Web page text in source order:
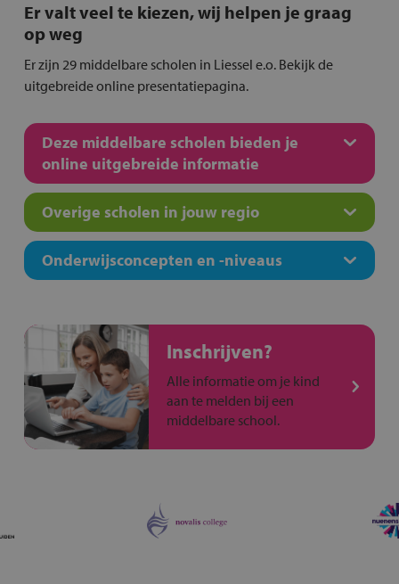
Er valt veel te kiezen, wij helpen je graag
op weg
Er zijn 29 middelbare scholen in Liessel e.o. Bekijk de
uitgebreide online presentatiepagina.
Deze middelbare scholen bieden je
online uitgebreide informatie
Overige scholen in jouw regio
Onderwijsconcepten en -niveaus
Inschrijven?
Alle informatie om je kind
aan te melden bij een
middelbare school.